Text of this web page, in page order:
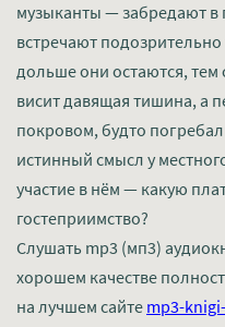
музыканты — забредают в
встречают
дольше они остаются, тем
висит давящая тишина, а
покровом, будто
истинный смысл у
участие в нём — какую
гостеприимство?
Слушать mp3 (мп3)
хорошем качестве
на лучшем сайте mp3-